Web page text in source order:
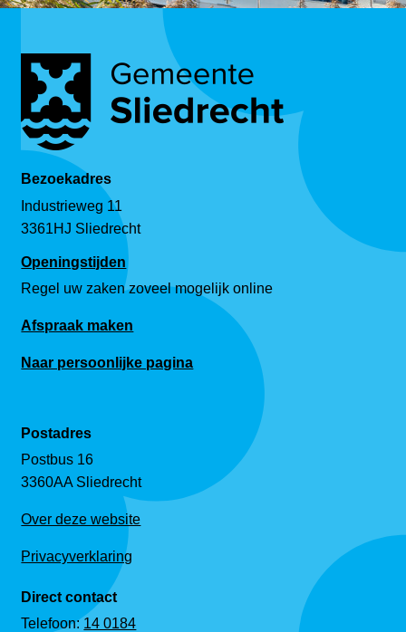
Bezoekadres
Industrieweg 11
3361HJ Sliedrecht
Openingstijden
Regel uw zaken zoveel mogelijk online
Afspraak maken
Naar persoonlijke pagina
Postadres
Postbus 16
3360AA Sliedrecht
Over deze website
Privacyverklaring
Direct contact
Telefoon:14 0184